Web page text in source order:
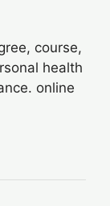
course,
health
online